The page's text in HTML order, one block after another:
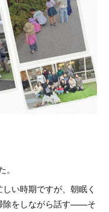
い時期ですが、朝眠く
除をしながら話す——そ